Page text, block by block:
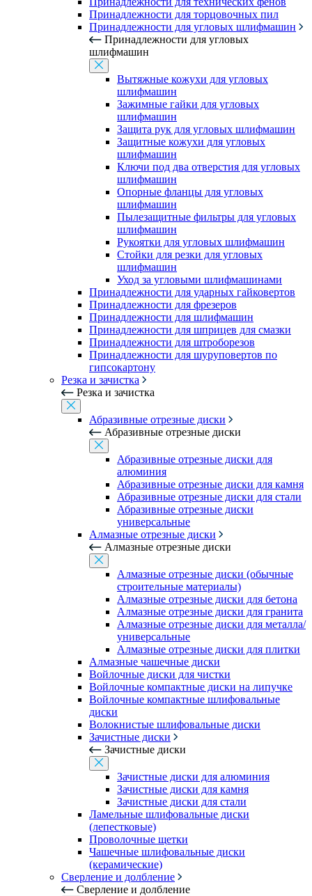
Принадлежности для торцовочных пил
Принадлежности для угловых шлифмашин
Принадлежности для угловых
шлифмашин
Вытяжные кожухи для угловых
шлифмашин
Зажимные гайки для угловых
шлифмашин
Защита рук для угловых шлифмашин
Защитные кожухи для угловых
шлифмашин
Ключи под два отверстия для угловых
шлифмашин
Опорные фланцы для угловых
шлифмашин
Пылезащитные фильтры для угловых
шлифмашин
Рукоятки для угловых шлифмашин
Стойки для резки для угловых
шлифмашин
Уход за угловыми шлифмашинами
Принадлежности для ударных гайковертов
Принадлежности для фрезеров
Принадлежности для шлифмашин
Принадлежности для шприцев для смазки
Принадлежности для штроборезов
Принадлежности для шуруповертов по
гипсокартону
Резка и зачистка
Резка и зачистка
Абразивные отрезные диски
Абразивные отрезные диски
Абразивные отрезные диски для
алюминия
Абразивные отрезные диски для камня
Абразивные отрезные диски для стали
Абразивные отрезные диски
универсальные
Алмазные отрезные диски
Алмазные отрезные диски
Алмазные отрезные диски (обычные
строительные материалы)
Алмазные отрезные диски для бетона
Алмазные отрезные диски для гранита
Алмазные отрезные диски для металла/
универсальные
Алмазные отрезные диски для плитки
Алмазные чашечные диски
Войлочные диски для чистки
Войлочные компактные диски на липучке
Войлочные компактные шлифовальные
диски
Волокнистые шлифовальные диски
Зачистные диски
Зачистные диски
Зачистные диски для алюминия
Зачистные диски для камня
Зачистные диски для стали
Ламельные шлифовальные диски
(лепестковые)
Проволочные щетки
Чашечные шлифовальные диски
(керамические)
Сверление и долбление
Сверление и долбление